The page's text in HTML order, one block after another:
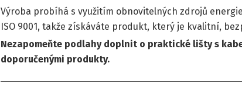
Výroba probíhá s využitím obnovitelných zdrojů
ISO 9001, takže získáváte produkt, který je kvalitní,
Nezapomeňte podlahy doplnit o praktické lišty s
doporučenými produkty.